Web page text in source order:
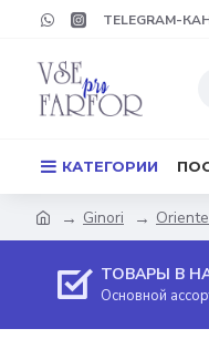
TELEGRAM-
КАТЕГОРИИ
Ginori
ТОВАРЫ В
Основной